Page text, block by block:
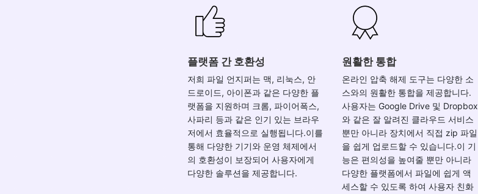
플랫폼 간 호환성
저희 파일 언지퍼는 맥, 리눅스, 안
드로이드, 아이폰과 같은 다양한 플
랫폼을 지원하며 크롬, 파이어폭스,
사파리 등과 같은 인기 있는 브라우
저에서 효율적으로 실행됩니다.이를
통해 다양한 기기와 운영 체제에서
의 호환성이 보장되어 사용자에게
다양한 솔루션을 제공합니다.
원활한 통합
온라인 압축 해제 도구는 다양한 소
스와의 원활한 통합을 제공합니다.
사용자는 Google Drive 및 Dropbox
와 같은 잘 알려진 클라우드 서비스
뿐만 아니라 장치에서 직접 zip 파일
을 쉽게 업로드할 수 있습니다.이 기
능은 편의성을 높여줄 뿐만 아니라
다양한 플랫폼에서 파일에 쉽게 액
세스할 수 있도록 하여 사용자 친화